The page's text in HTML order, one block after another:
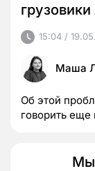
15:04 /
Маша
Об этой
говорить еще
Мы